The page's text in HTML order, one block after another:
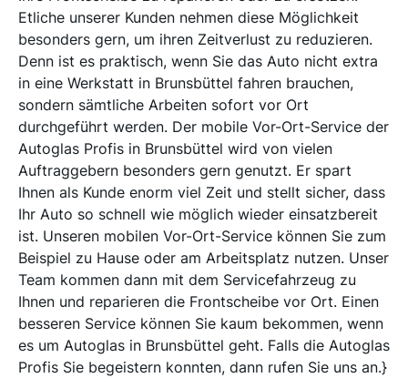
Etliche unserer Kunden nehmen diese Möglichkeit
besonders gern, um ihren Zeitverlust zu reduzieren.
Denn ist es praktisch, wenn Sie das Auto nicht extra
in eine Werkstatt in Brunsbüttel fahren brauchen,
sondern sämtliche Arbeiten sofort vor Ort
durchgeführt werden. Der mobile Vor-Ort-Service der
Autoglas Profis in Brunsbüttel wird von vielen
Auftraggebern besonders gern genutzt. Er spart
Ihnen als Kunde enorm viel Zeit und stellt sicher, dass
Ihr Auto so schnell wie möglich wieder einsatzbereit
ist. Unseren mobilen Vor-Ort-Service können Sie zum
Beispiel zu Hause oder am Arbeitsplatz nutzen. Unser
Team kommen dann mit dem Servicefahrzeug zu
Ihnen und reparieren die Frontscheibe vor Ort. Einen
besseren Service können Sie kaum bekommen, wenn
es um Autoglas in Brunsbüttel geht. Falls die Autoglas
Profis Sie begeistern konnten, dann rufen Sie uns an.}